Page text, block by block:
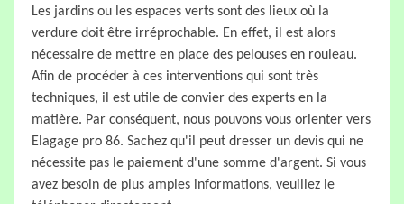
Les jardins ou les espaces verts sont des lieux où la
verdure doit être irréprochable. En effet, il est alors
nécessaire de mettre en place des pelouses en rouleau.
Afin de procéder à ces interventions qui sont très
techniques, il est utile de convier des experts en la
matière. Par conséquent, nous pouvons vous orienter vers
Elagage pro 86. Sachez qu'il peut dresser un devis qui ne
nécessite pas le paiement d'une somme d'argent. Si vous
avez besoin de plus amples informations, veuillez le